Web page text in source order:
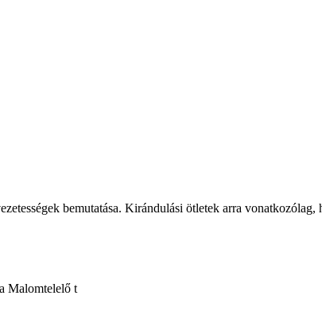
bemutatása. Kirándulási ötletek arra
Malomtelelő t